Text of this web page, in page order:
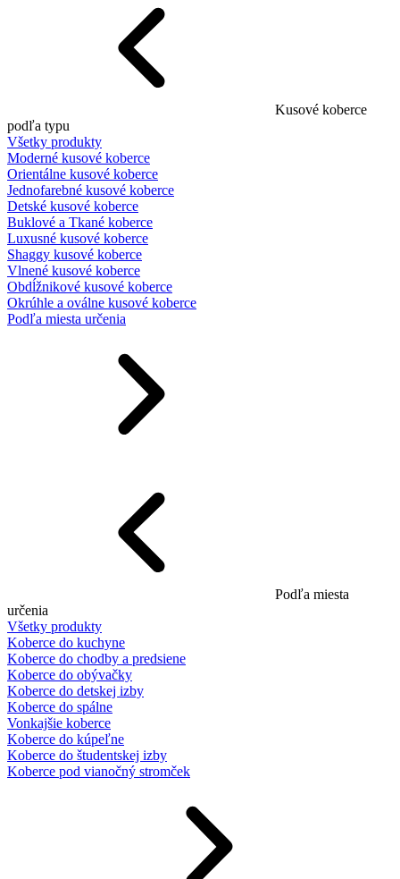
Kusové koberce
podľa typu
Všetky produkty
Moderné kusové koberce
Orientálne kusové koberce
Jednofarebné kusové koberce
Detské kusové koberce
Buklové a Tkané koberce
Luxusné kusové koberce
Shaggy kusové koberce
Vlnené kusové koberce
Obdĺžnikové kusové koberce
Okrúhle a oválne kusové koberce
Podľa miesta určenia
Podľa miesta
určenia
Všetky produkty
Koberce do kuchyne
Koberce do chodby a predsiene
Koberce do obývačky
Koberce do detskej izby
Koberce do spálne
Vonkajšie koberce
Koberce do kúpeľne
Koberce do študentskej izby
Koberce pod vianočný stromček